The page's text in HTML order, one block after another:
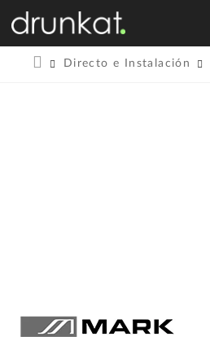
Directo e Instalación